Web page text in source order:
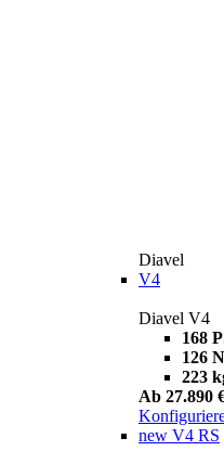
Diavel
V4
Diavel V4
168
126
223
Ab 27.890
new V4 RS